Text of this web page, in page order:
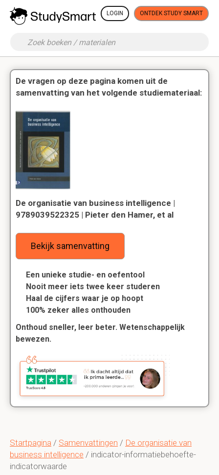
LOGIN ONTDEK STUDY SMART
Startpagina / Samenvattingen / De organisatie van
business intelligence / indicator-informatiebehoefte-
indicatorwaarde
De vragen op deze pagina komen uit de
samenvatting van het volgende studiemateriaal:
De organisatie van business intelligence |
9789039522325 | Pieter den Hamer, et al
Bekijk samenvatting
Een unieke studie- en oefentool
Nooit meer iets twee keer studeren
Haal de cijfers waar je op hoopt
100% zeker alles onthouden
Onthoud sneller, leer beter. Wetenschappelijk
bewezen.